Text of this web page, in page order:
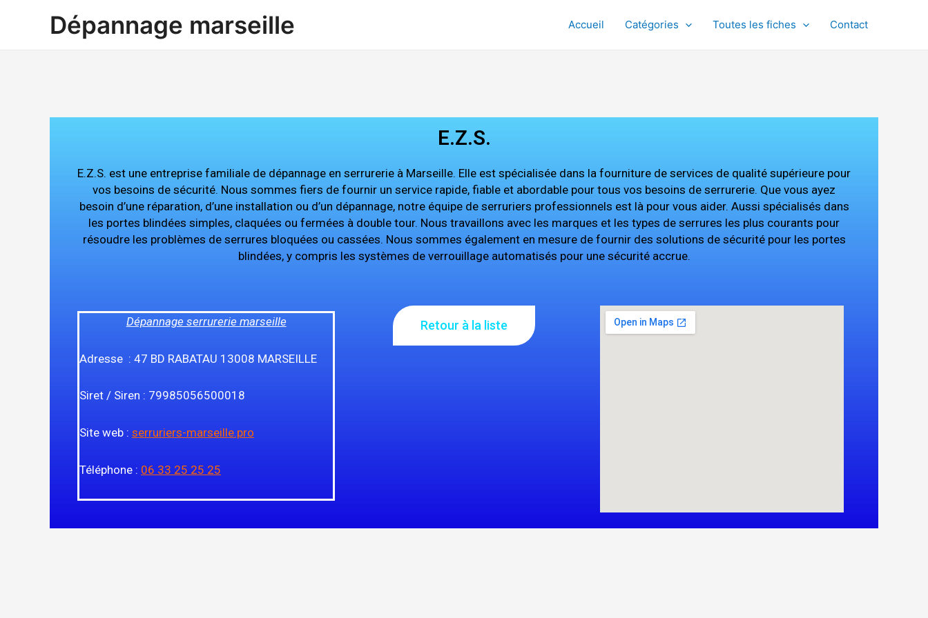
Dépannage marseille Accueil Catégories Toutes les fiches Contact
E.Z.S.
E.Z.S. est une entreprise familiale de dépannage en serrurerie à Marseille. Elle est spécialisée dans la fourniture de services de qualité supérieure pour
vos besoins de sécurité. Nous sommes fiers de fournir un service rapide, fiable et abordable pour tous vos besoins de serrurerie. Que vous ayez
besoin d’une réparation, d’une installation ou d’un dépannage, notre équipe de serruriers professionnels est là pour vous aider. Aussi spécialisés dans
les portes blindées simples, claquées ou fermées à double tour. Nous travaillons avec les marques et les types de serrures les plus courants pour
résoudre les problèmes de serrures bloquées ou cassées. Nous sommes également en mesure de fournir des solutions de sécurité pour les portes
blindées, y compris les systèmes de verrouillage automatisés pour une sécurité accrue.
Dépannage serrurerie marseille
Adresse : 47 BD RABATAU 13008 MARSEILLE
Siret / Siren : 79985056500018
Site web : serruriers-marseille.pro
Téléphone : 06 33 25 25 25
Retour à la liste